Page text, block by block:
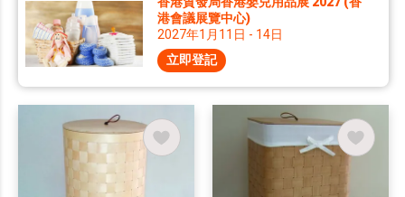
港會議展覽中心)
2027年1月11日 - 14日
立即登記